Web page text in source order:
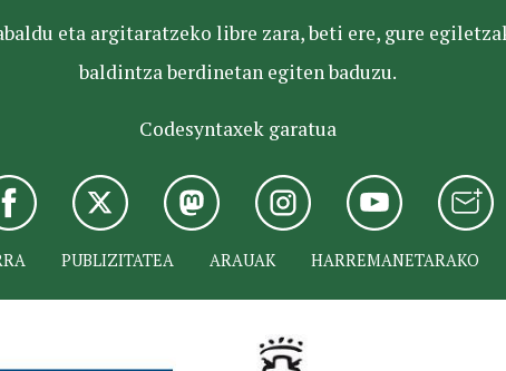
eta argitaratzeko libre zara, beti ere, gure
baldintza berdinetan egiten baduzu.
Codesyntaxek garatua
PUBLIZITATEA ARAUAK HARREMANETARAKO